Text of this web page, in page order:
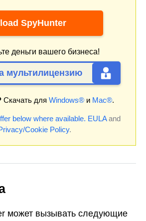
SpyHunter
деньги вашего бизнеса!
мультилицензию
Скачать для Windows®и Mac®.
below where available. EULAand
Cookie Policy.
может вызывать следующие